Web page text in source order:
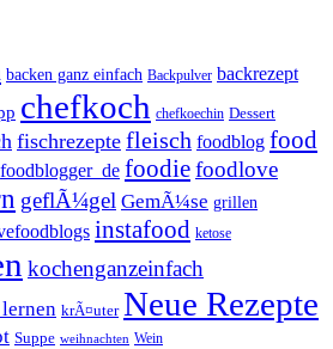
backen ganz einfach Backpulver backrezept
chefkoch chefkoechin Dessert
fischrezepte fleisch foodblog food
foodblogger_de foodiefoodlove
geflÃ¼gel GemÃ¼se grillen
instafood ketose
kochenganzeinfach
krÃ¤uter Neue Rezepte
Suppe weihnachten Wein